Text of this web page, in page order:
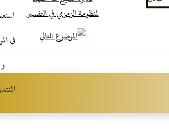
لمنظومة الزمزمي في التفسير